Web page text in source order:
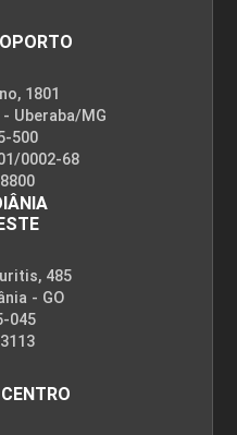
1801
Uberaba/MG
500
0002-68
485
- GO
045